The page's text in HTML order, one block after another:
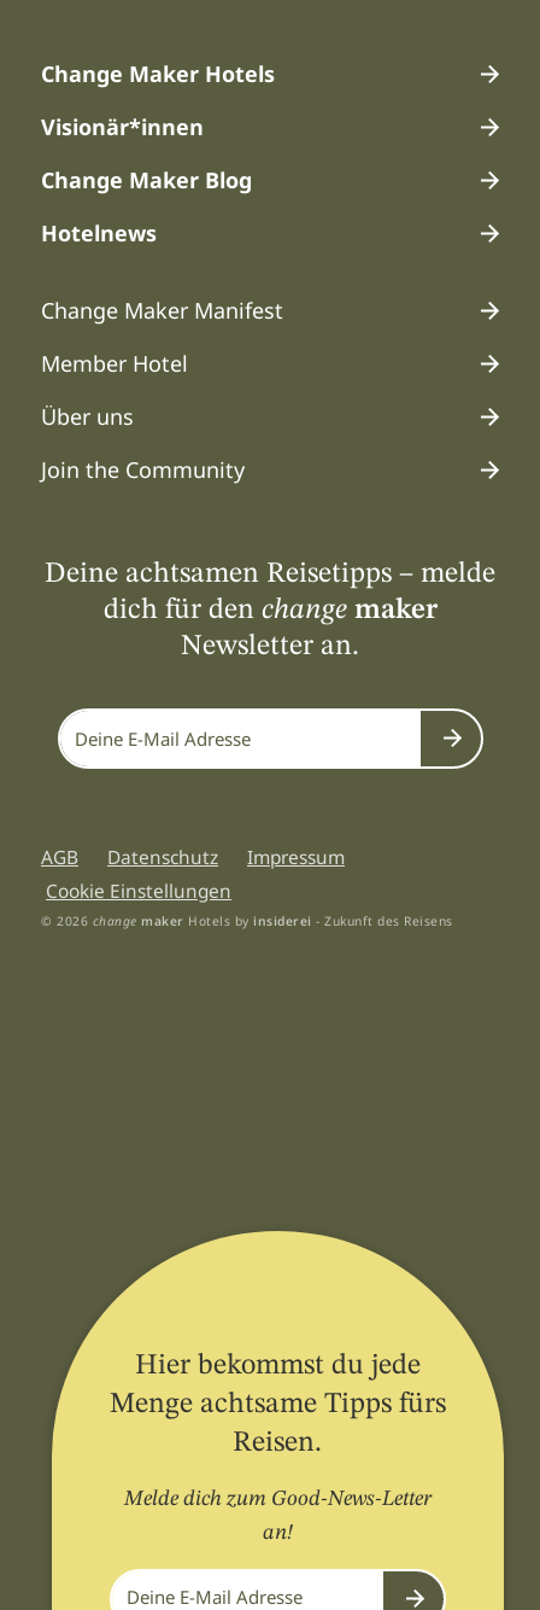
Hauptmenü 1
Change Maker Hotels
Visionär*innen
Change Maker Blog
Hotelnews
Hauptmenü 2
Change Maker Manifest
Member Hotel
Über uns
Join the Community
Deine achtsamen Reisetipps – melde
dich für den change maker
Newsletter an.
Submit
AGB Datenschutz
Impressum
Cookie Einstellungen
© 2026 change maker Hotels by insiderei - Zukunft des Reisens
Hier bekommst du jede
Menge achtsame Tipps fürs
Reisen.
Melde dich zum Good-News-Letter
an!